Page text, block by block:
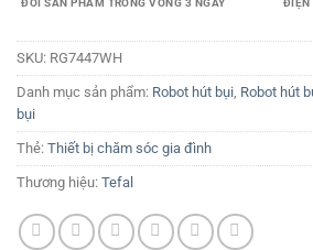
ĐỔI SẢN PHẨM TRONG VÒNG 3 NGÀY ĐIỆN
SKU: RG7447WH
Danh mục sản phẩm: Robot hút bụi, Robot hút
bụi
Thẻ: Thiết bị chăm sóc gia đình
Thương hiệu: Tefal